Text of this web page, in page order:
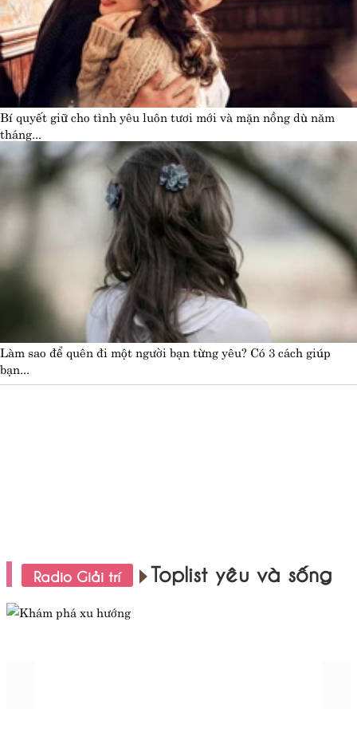
Bí quyết giữ cho tình yêu luôn tươi mới và mặn nồng dù năm
tháng...
Làm sao để quên đi một người bạn từng yêu? Có 3 cách giúp
bạn...
Radio Giải trí Toplist yêu và sống